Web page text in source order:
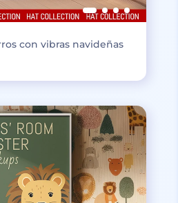
con vibras navideñas